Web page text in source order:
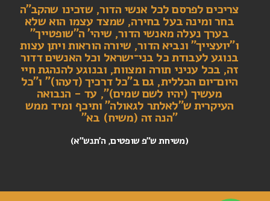
צריכים לפרסם לכל אנשי הדור, שזכינו שהקב"ה
בחר ומינה בעל בחירה, שמצד עצמו הוא שלא
בערך נעלה מאנשי הדור, שיהי' ה"שופטייך"
ו"יועצייך" ונביא הדור, שיורה הוראות ויתן עצות
בנוגע לעבודת כל בני־ישראל וכל האנשים דדור
זה, בכל עניני תורה ומצוות, ובנוגע להנהגת חיי
היום־יום הכללית, גם ב"כל דרכיך (דעהו)" ו"כל
מעשיך (יהיו לשם שמים)", עד - הנבואה
העיקרית ש"לאלתר לגאולה" ותיכף ומיד ממש
"הנה זה (משיח) בא"
(משיחת ש"פ שופטים, ה'תנש"א)